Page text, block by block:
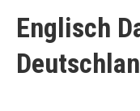
Englisch